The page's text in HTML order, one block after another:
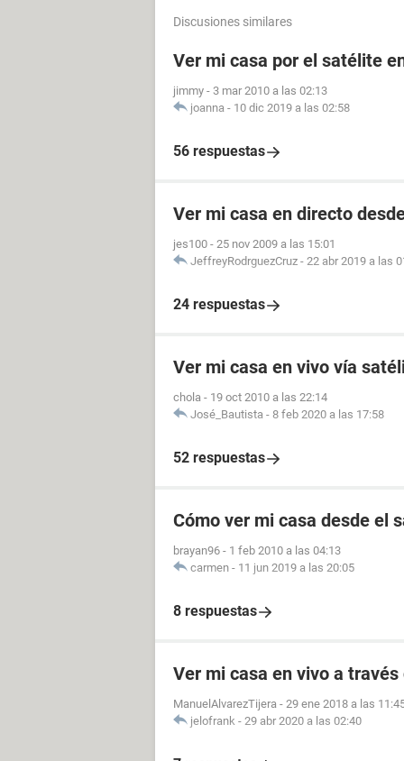
Discusiones similares
Ver mi casa por el satélite
jimmy - 3 mar 2010 a las 02:13
joanna - 10 dic 2019 a las 02:58
56 respuestas
Ver mi casa en directo
jes100 - 25 nov 2009 a las 15:01
JeffreyRodrguezCruz - 22 abr 2019 a las
24 respuestas
Ver mi casa en vivo vía
chola - 19 oct 2010 a las 22:14
José_Bautista - 8 feb 2020 a las 17:58
52 respuestas
Cómo ver mi casa desde el
brayan96 - 1 feb 2010 a las 04:13
carmen - 11 jun 2019 a las 20:05
8 respuestas
Ver mi casa en vivo a
ManuelAlvarezTijera - 29 ene 2018 a las
jelofrank - 29 abr 2020 a las 02:40